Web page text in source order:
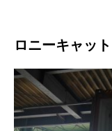
ロニーキャッ